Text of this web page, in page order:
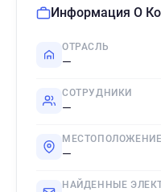
Информация О
ОТРАСЛЬ
—
СОТРУДНИКИ
—
МЕСТОПОЛОЖЕНИЕ
—
НАЙДЕННЫЕ